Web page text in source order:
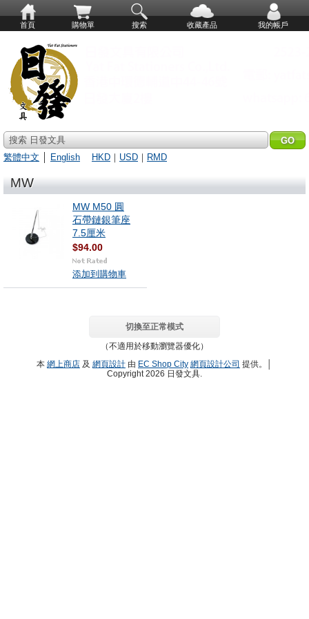
首頁 購物單 搜索 收藏產品 我的帳戶
搜索 日發文具
繁體中文
English HKD ｜ USD ｜ RMD
MW
MW M50 圓
石帶鏈銀筆座
7.5厘米
$94.00
添加到購物車
切換至正常模式
（不適用於移動瀏覽器優化）
本 網上商店 及 網頁設計 由 EC Shop City 網頁設計公司 提供。│
Copyright 2026 日發文具.